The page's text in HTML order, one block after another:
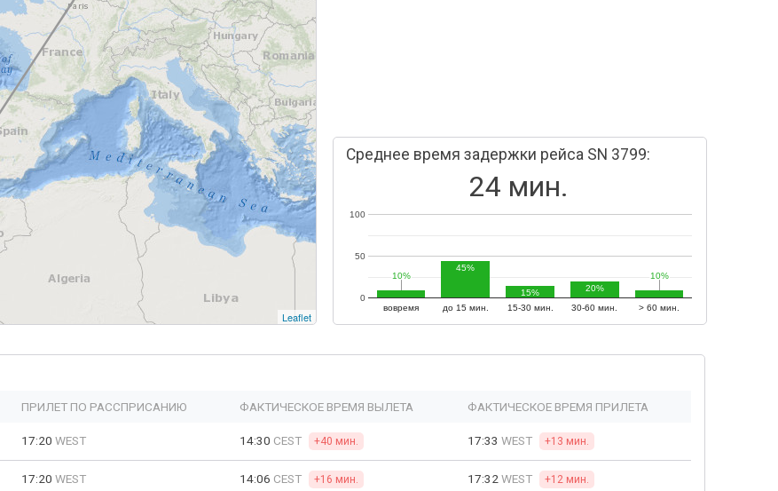
Leaflet
Среднее время задержки рейса SN 3799:
24 мин.
вовремя до 15 мин. 15-30 мин. 30-60 мин. > 60 мин.
0
50
100
10%
10%
45%
15% 20%
10%
10%
ПРИЛЕТ ПО РАССПРИСАНИЮ ФАКТИЧЕСКОЕ ВРЕМЯ ВЫЛЕТА ФАКТИЧЕСКОЕ ВРЕМЯ ПРИЛЕТА
17:20 WEST 14:30 CEST +40 мин. 17:33 WEST +13 мин.
17:20 WEST 14:06 CEST +16 мин. 17:32 WEST +12 мин.